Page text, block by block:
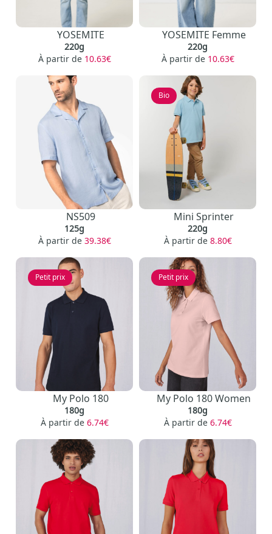
YOSEMITE
220g
À partir de 10.63€
YOSEMITE Femme
220g
À partir de 10.63€
NS509
125g
À partir de 39.38€
Bio
Mini Sprinter
220g
À partir de 8.80€
Petit prix
My Polo 180
180g
À partir de 6.74€
Petit prix
My Polo 180 Women
180g
À partir de 6.74€